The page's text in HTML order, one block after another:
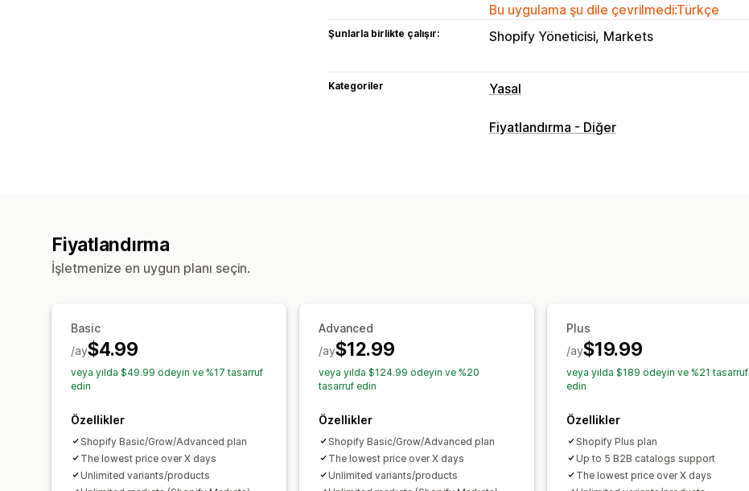
Bu uygulama şu dile çevrilmedi:Türkçe
Şunlarla birlikte çalışır: Shopify Yöneticisi Markets
Kategoriler Yasal
Uyumluluk
Fiyatlandırma - Diğer
Fiyatlandırma
İşletmenize en uygun planı seçin.
Basic
$4.99
/ay
veya yılda $49.99 ödeyin ve %17 tasarruf
edin
Özellikler
Shopify Basic/Grow/Advanced plan
The lowest price over X days
Unlimited variants/products
Advanced
$12.99
/ay
veya yılda $124.99 ödeyin ve %20
tasarruf edin
Özellikler
Shopify Basic/Grow/Advanced plan
The lowest price over X days
Unlimited variants/products
Plus
$19.99
/ay
veya yılda $189 ödeyin ve %21 tasarruf
edin
Özellikler
Shopify Plus plan
Up to 5 B2B catalogs support
The lowest price over X days